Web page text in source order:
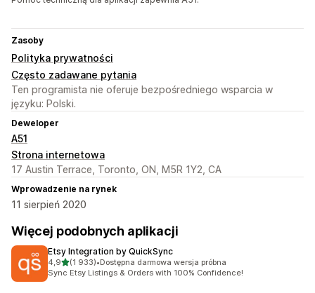
Zasoby
Polityka prywatności
Często zadawane pytania
Ten programista nie oferuje bezpośredniego wsparcia w
języku: Polski.
Deweloper
A51
Strona internetowa
17 Austin Terrace, Toronto, ON, M5R 1Y2, CA
Wprowadzenie na rynek
11 sierpień 2020
Więcej podobnych aplikacji
Etsy Integration by QuickSync
4,9na 5 gwiazdek
(1 933)
Łączna liczba recenzji: 1933
•Dostępna darmowa wersja próbna
Sync Etsy Listings & Orders with 100% Confidence!